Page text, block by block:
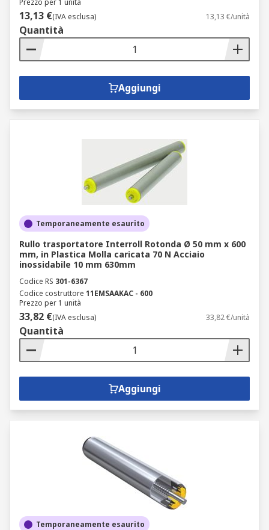
Prezzo per 1 unità
13,13 €(IVA esclusa) 13,13 €/unità
Quantità
Aggiungi
Temporaneamente esaurito
Rullo trasportatore Interroll Rotonda Ø 50 mm x 600
mm, in Plastica Molla caricata 70 N Acciaio
inossidabile 10 mm 630mm
Codice RS 301-6367
Codice costruttore 11EMSAAKAC - 600
Prezzo per 1 unità
33,82 €(IVA esclusa) 33,82 €/unità
Quantità
Aggiungi
Temporaneamente esaurito